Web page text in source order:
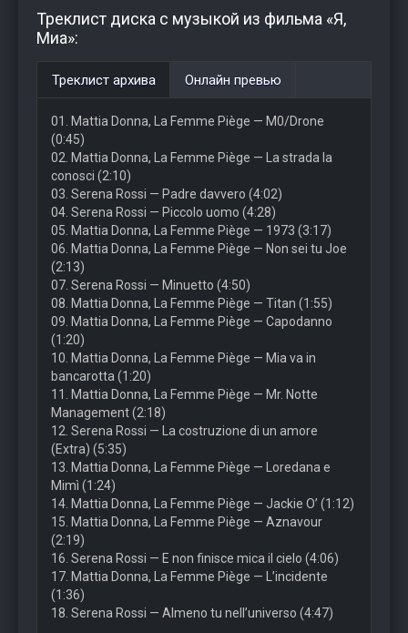
Треклист диска с музыкой из фильма «Я,
Миа»:
Треклист архива Онлайн превью
01. Mattia Donna, La Femme Piège — M0/Drone
(0:45)
02. Mattia Donna, La Femme Piège — La strada la
conosci (2:10)
03. Serena Rossi — Padre davvero (4:02)
04. Serena Rossi — Piccolo uomo (4:28)
05. Mattia Donna, La Femme Piège — 1973 (3:17)
06. Mattia Donna, La Femme Piège — Non sei tu Joe
(2:13)
07. Serena Rossi — Minuetto (4:50)
08. Mattia Donna, La Femme Piège — Titan (1:55)
09. Mattia Donna, La Femme Piège — Capodanno
(1:20)
10. Mattia Donna, La Femme Piège — Mia va in
bancarotta (1:20)
11. Mattia Donna, La Femme Piège — Mr. Notte
Management (2:18)
12. Serena Rossi — La costruzione di un amore
(Extra) (5:35)
13. Mattia Donna, La Femme Piège — Loredana e
Mimì (1:24)
14. Mattia Donna, La Femme Piège — Jackie O’ (1:12)
15. Mattia Donna, La Femme Piège — Aznavour
(2:19)
16. Serena Rossi — E non finisce mica il cielo (4:06)
17. Mattia Donna, La Femme Piège — L’incidente
(1:36)
18. Serena Rossi — Almeno tu nell’universo (4:47)